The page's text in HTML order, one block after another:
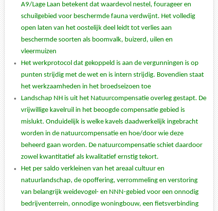
A9/Lage Laan betekent dat waardevol nestel, fourageer en
schuilgebied voor beschermde fauna verdwijnt. Het volledig
open laten van het oostelijk deel leidt tot verlies aan
beschermde soorten als boomvalk, buizerd, uilen en
vleermuizen
Het werkprotocol dat gekoppeld is aan de vergunningen is op
punten strijdig met de wet en is intern strijdig. Bovendien staat
het werkzaamheden in het broedseizoen toe
Landschap NH is uit het Natuurcompensatie overleg gestapt. De
vrijwillige kavelruil in het beoogde compensatie gebied is
mislukt. Onduidelijk is welke kavels daadwerkelijk ingebracht
worden in de natuurcompensatie en hoe/door wie deze
beheerd gaan worden. De natuurcompensatie schiet daardoor
zowel kwantitatief als kwalitatief ernstig tekort.
Het per saldo verkleinen van het areaal cultuur en
natuurlandschap, de opoffering, verrommeling en verstoring
van belangrijk weidevogel- en NNN-gebied voor een onnodig
bedrijventerrein, onnodige woningbouw, een fietsverbinding